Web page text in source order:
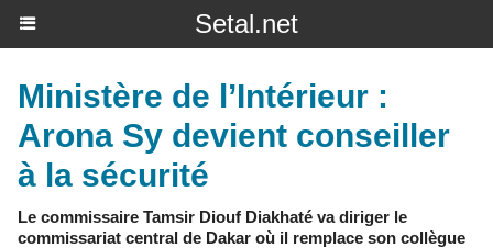
Setal.net
Ministère de l’Intérieur :
Arona Sy devient conseiller
à la sécurité
Le commissaire Tamsir Diouf Diakhaté va diriger le
commissariat central de Dakar où il remplace son collègue